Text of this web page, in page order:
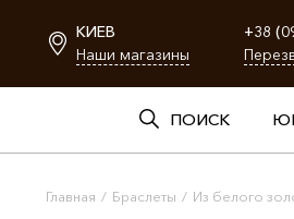
КИЕВ
Наши магазины
+38
ПОИСК
Главная / Браслеты / Из белого